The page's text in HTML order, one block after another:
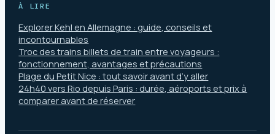
À LIRE
Explorer Kehl en Allemagne : guide, conseils et
incontournables
Troc des trains billets de train entre voyageurs :
fonctionnement, avantages et précautions
Plage du Petit Nice : tout savoir avant d’y aller
24h40 vers Rio depuis Paris : durée, aéroports et prix à
comparer avant de réserver